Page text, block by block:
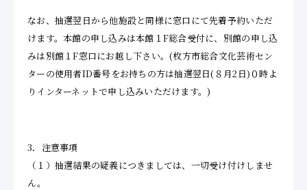
なお、抽選翌日から他施設と同様に窓口にて先着予約いただ
けます。本館の申し込みは本館１F総合受付に、別館の申し込
みは別館１F窓口にお越し下さい。(枚方市総合文化芸術セン
ターの使用者ID番号をお持ちの方は抽選翌日(８月2日)０時よ
りインターネットで申し込みいただけます。)
3．注意事項
（１）抽選結果の疑義につきましては、一切受け付けしませ
ん。